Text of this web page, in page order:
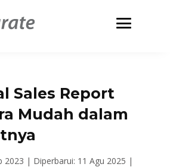
Sales Report
Mudah dalam
2023 | Diperbarui: 11 Agu 2025 |